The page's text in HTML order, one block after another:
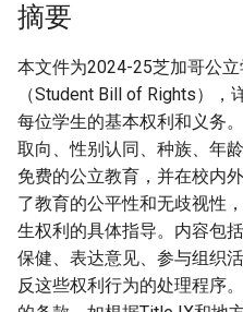
正文
摘要
本文件为2024-25芝加哥公
（Student Bill of Rights）
每位学生的基本权利和义务
取向、性别认同、种族、年
免费的公立教育，并在校内
了教育的公平性和无歧视性
生权利的具体指导。内容包
保健、表达意见、参与组织
反这些权利行为的处理程序